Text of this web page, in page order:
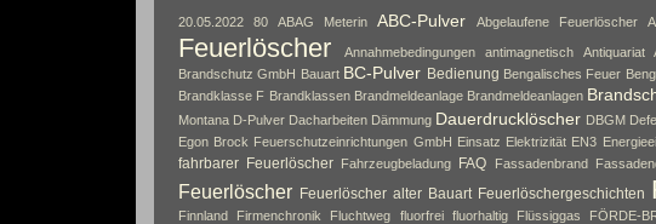
20.05.2022 80 ABAG Meterin ABC-Pulver Abgelaufene Feuerlöscher
Feuerlöscher
Annahmebedingungen antimagnetisch Antiquariat
Brandschutz GmbH Bauart BC-Pulver Bedienung Bengalisches Feuer
Brandklasse F Brandklassen Brandmeldeanlage Brandmeldeanlagen
Montana D-Pulver Dacharbeiten Dämmung Dauerdrucklöscher DBGM
Egon Brock Feuerschutzeinrichtungen GmbH Einsatz Elektrizität EN3
fahrbarer Feuerlöscher Fahrzeugbeladung FAQ Fassadenbrand
Feuerlöscher Feuerlöscher alter Bauart Feuerlöschergeschichten
Finnland
Firmenchronik Fluchtweg fluorfrei fluorhaltig Flüssiggas FÖRDE-